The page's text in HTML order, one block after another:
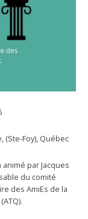
(Ste-Foy), Québec
par Jacques
du comité
des AmiEs de la